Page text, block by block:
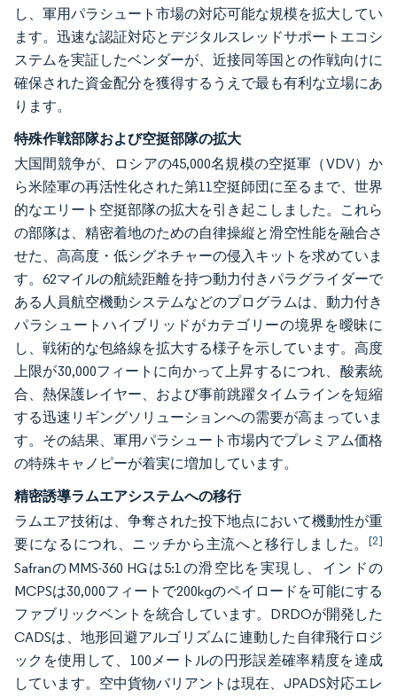
し、軍用パラシュート市場の対応可能な規模を拡大してい
ます。迅速な認証対応とデジタルスレッドサポートエコシ
ステムを実証したベンダーが、近接同等国との作戦向けに
確保された資金配分を獲得するうえで最も有利な立場にあ
ります。
特殊作戦部隊および空挺部隊の拡大
大国間競争が、ロシアの45,000名規模の空挺軍（VDV）か
ら米陸軍の再活性化された第11空挺師団に至るまで、世界
的なエリート空挺部隊の拡大を引き起こしました。これら
の部隊は、精密着地のための自律操縦と滑空性能を融合さ
せた、高高度・低シグネチャーの侵入キットを求めていま
す。62マイルの航続距離を持つ動力付きパラグライダーで
ある人員航空機動システムなどのプログラムは、動力付き
パラシュートハイブリッドがカテゴリーの境界を曖昧に
し、戦術的な包絡線を拡大する様子を示しています。高度
上限が30,000フィートに向かって上昇するにつれ、酸素統
合、熱保護レイヤー、および事前跳躍タイムラインを短縮
する迅速リギングソリューションへの需要が高まっていま
す。その結果、軍用パラシュート市場内でプレミアム価格
の特殊キャノピーが着実に増加しています。
精密誘導ラムエアシステムへの移行
ラムエア技術は、争奪された投下地点において機動性が重
要になるにつれ、ニッチから主流へと移行しました。 [2]
SafranのMMS-360 HGは5:1の滑空比を実現し、インドの
MCPSは30,000フィートで200kgのペイロードを可能にする
ファブリックベントを統合しています。DRDOが開発した
CADSは、地形回避アルゴリズムに連動した自律飛行ロジ
ックを使用して、100メートルの円形誤差確率精度を達成
しています。空中貨物バリアントは現在、JPADS対応エレ